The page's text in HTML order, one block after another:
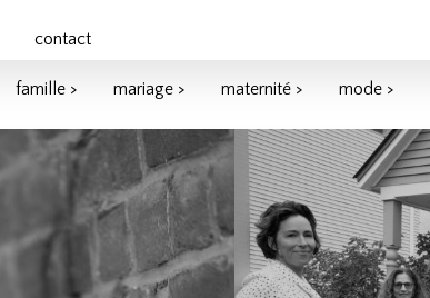
contact
famille > mariage > maternité > mode >